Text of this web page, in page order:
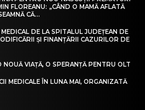
FLOREANU: „CÂND O MAMĂ AFLATĂ
CĂ...
DE LA SPITALUL JUDEȚEAN DE
ȘI FINANȚĂRII CAZURILOR DE
VIAȚĂ, O SPERANȚĂ PENTRU OLT
MEDICALE ÎN LUNA MAI, ORGANIZATĂ